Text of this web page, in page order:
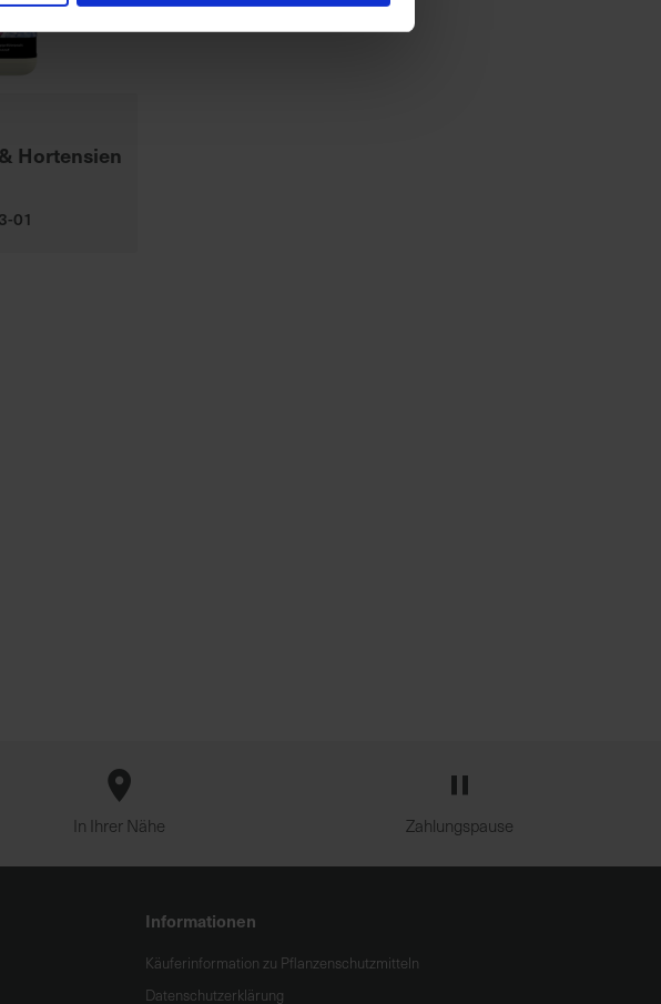
Hortensien
01
In Ihrer Nähe Zahlungspause
Informationen
Käuferinformation zu Pflanzenschutzmitteln
Datenschutzerklärung